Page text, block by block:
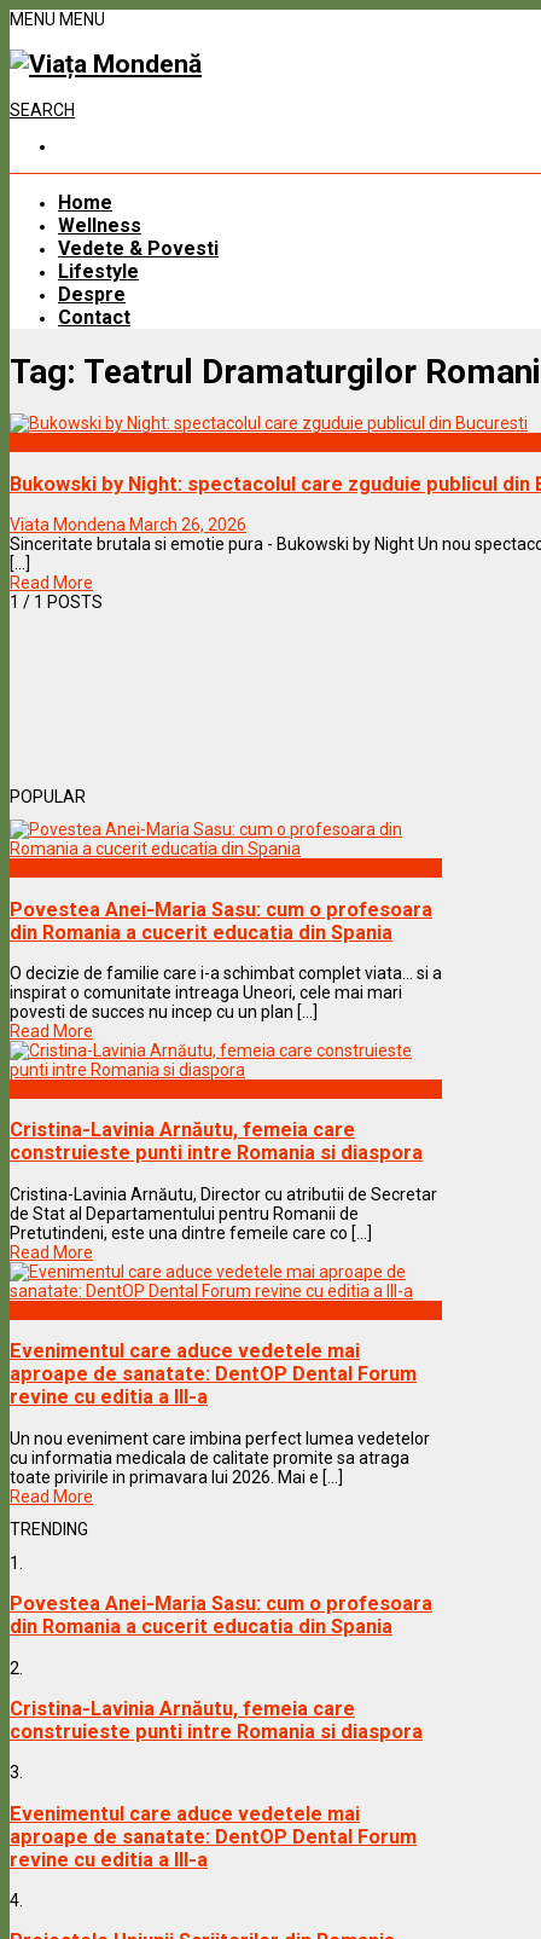
MENU MENU
SEARCH
Home
Wellness
Vedete & Povesti
Lifestyle
Despre
Contact
Tag: Teatrul Dramaturgilor Romani
Bukowski by Night: spectacolul care zguduie publicul din
Viata Mondena March 26, 2026
Sinceritate brutala si emotie pura - Bukowski by Night Un nou
[...]
Read More
1 / 1 POSTS
POPULAR
Povestea Anei-Maria Sasu: cum o profesoara
din Romania a cucerit educatia din Spania
O decizie de familie care i-a schimbat complet viata… si a
inspirat o comunitate intreaga Uneori, cele mai mari
povesti de succes nu incep cu un plan [...]
Read More
Cristina-Lavinia Arnăutu, femeia care
construieste punti intre Romania si diaspora
Cristina-Lavinia Arnăutu, Director cu atributii de Secretar
de Stat al Departamentului pentru Romanii de
Pretutindeni, este una dintre femeile care co [...]
Read More
Evenimentul care aduce vedetele mai
aproape de sanatate: DentOP Dental Forum
revine cu editia a III-a
Un nou eveniment care imbina perfect lumea vedetelor
cu informatia medicala de calitate promite sa atraga
toate privirile in primavara lui 2026. Mai e [...]
Read More
TRENDING
1.
Povestea Anei-Maria Sasu: cum o profesoara
din Romania a cucerit educatia din Spania
2.
Cristina-Lavinia Arnăutu, femeia care
construieste punti intre Romania si diaspora
3.
Evenimentul care aduce vedetele mai
aproape de sanatate: DentOP Dental Forum
revine cu editia a III-a
4.